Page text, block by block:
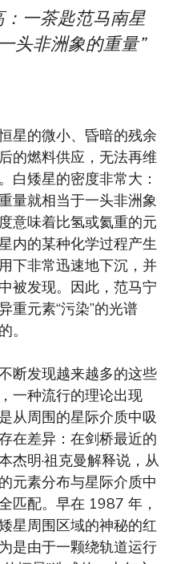
：一茶匙范马南星
头非洲象的重量”
星的微小、昏暗的残余
的燃料供应，无法再维
白矮星的密度非常大：
量就相当于一头非洲象
意味着比氢或氦重的元
内的某种化学过程产生
下非常迅速地下沉，并
被发现。因此，范马宁
元素“污染”的光谱
断发现越来越多的这些
一种流行的理论出现
从周围的星际介质中吸
在差异：在剑桥最近的
杰明·祖克曼解释说，从
元素分布与星际介质中
匹配。早在 1987 年，
星周围区域的神秘的红
是由于一颗绕轨道运行